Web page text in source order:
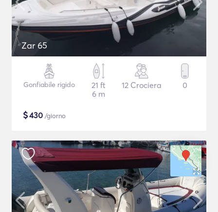
Zar 65
Gonfiabile rigido
21 ft
6 m
12 Crociera 0
$430 /giorno